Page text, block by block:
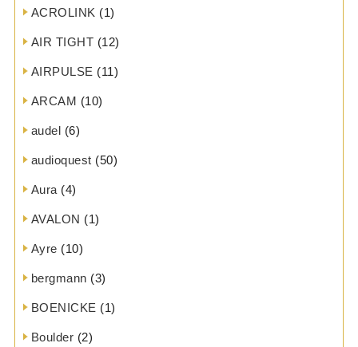
ACROLINK (1)
AIR TIGHT (12)
AIRPULSE (11)
ARCAM (10)
audel (6)
audioquest (50)
Aura (4)
AVALON (1)
Ayre (10)
bergmann (3)
BOENICKE (1)
Boulder (2)